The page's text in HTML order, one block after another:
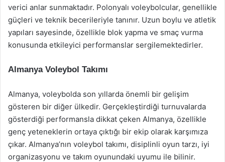
verici anlar sunmaktadır. Polonyalı voleybolcular, genellikle
güçleri ve teknik becerileriyle tanınır. Uzun boylu ve atletik
yapıları sayesinde, özellikle blok yapma ve smaç vurma
konusunda etkileyici performanslar sergilemektedirler.
Almanya Voleybol Takımı
Almanya, voleybolda son yıllarda önemli bir gelişim
gösteren bir diğer ülkedir. Gerçekleştirdiği turnuvalarda
gösterdiği performansla dikkat çeken Almanya, özellikle
genç yeteneklerin ortaya çıktığı bir ekip olarak karşımıza
çıkar. Almanya’nın voleybol takımı, disiplinli oyun tarzı, iyi
organizasyonu ve takım oyunundaki uyumu ile bilinir.